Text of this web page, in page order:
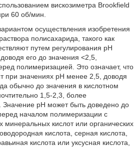
вискозиметра Brookfield
60 об/мин.
осуществления изобретения
полисахарида, такого как
путем регулирования рН
его до значения <2,5,
полимеризацией. Это означает, что
при значениях pH менее 2,5, доводя
обычно до значения в кислотном
1,5-2,3, более
Значение pH может быть доведено до
началом полимеризации с
минеральных кислот или органических
кислота, серная кислота,
кислота или уксусная кислота,